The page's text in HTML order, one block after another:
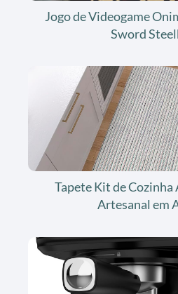
Jogo de Videogame
Sword
Tapete Kit de
Artesanal em